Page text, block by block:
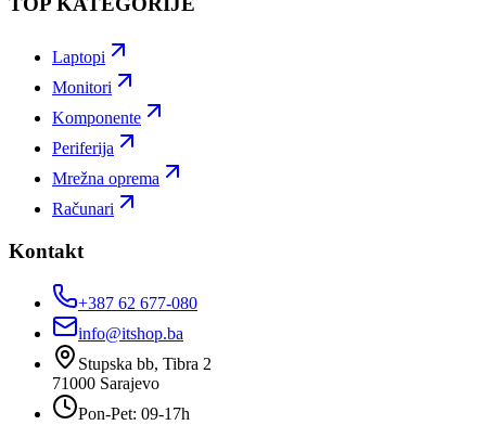
Laptopi
Monitori
Komponente
Periferija
Mrežna oprema
Računari
Kontakt
+387 62 677-080
info@itshop.ba
Stupska bb, Tibra 2
71000 Sarajevo
Pon-Pet: 09-17h